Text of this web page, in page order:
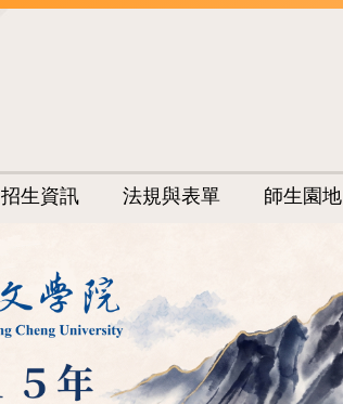
招生資訊 法規與表單 師生園地